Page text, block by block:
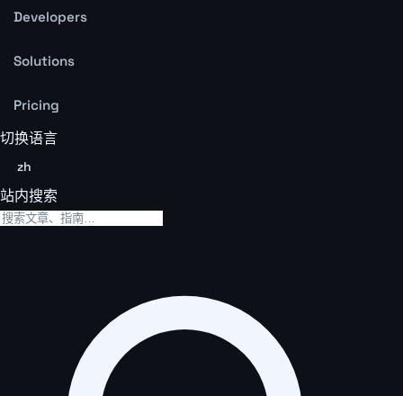
Developers
Solutions
Pricing
切换语言
zh
站内搜索